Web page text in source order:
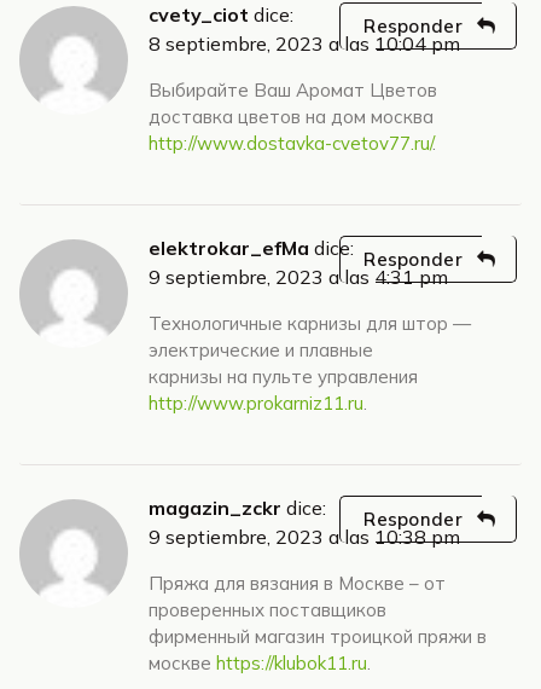
cvety_ciot dice:
8 septiembre, 2023 a las 10:04 pm
Выбирайте Ваш Аромат Цветов
доставка цветов на дом москва
http://www.dostavka-cvetov77.ru/.
Responder
elektrokar_efMa dice:
9 septiembre, 2023 a las 4:31 pm
Технологичные карнизы для штор —
электрические и плавные
карнизы на пульте управления
http://www.prokarniz11.ru
Responder
magazin_zckr dice:
9 septiembre, 2023 a las 10:38 pm
Пряжа для вязания в Москве – от
проверенных поставщиков
фирменный магазин троицкой пряжи в
москве https://klubok11.ru
Responder